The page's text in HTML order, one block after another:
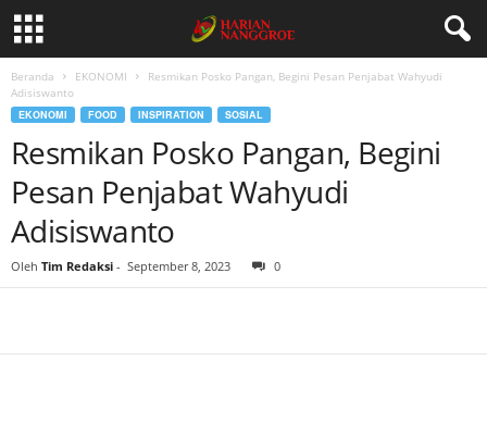
Beranda EKONOMI
Resmikan Posko Pangan, Begini Pesan Penjabat Wahyudi
Adisiswanto
EKONOMI FOOD INSPIRATION SOSIAL
Resmikan Posko Pangan, Begini
Pesan Penjabat Wahyudi
Adisiswanto
Oleh Tim Redaksi - September 8, 2023 0